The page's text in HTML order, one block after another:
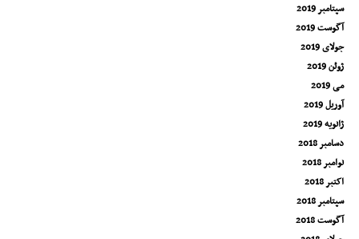
سپتامبر 2019
آگوست 2019
جولای 2019
ژوئن 2019
می 2019
آوریل 2019
ژانویه 2019
دسامبر 2018
نوامبر 2018
اکتبر 2018
سپتامبر 2018
آگوست 2018